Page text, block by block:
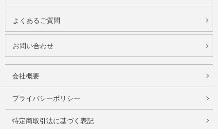
よくあるご質問
お問い合わせ
会社概要
プライバシーポリシー
特定商取引法に基づく表記